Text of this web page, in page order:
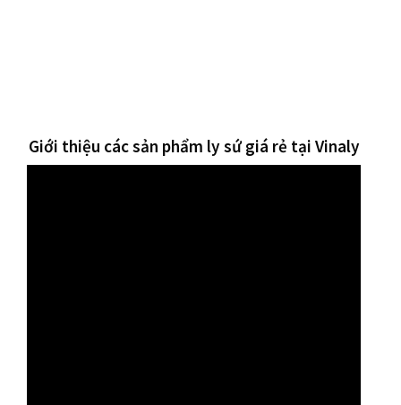
Giới thiệu các sản phẩm ly sứ giá rẻ tại Vinaly